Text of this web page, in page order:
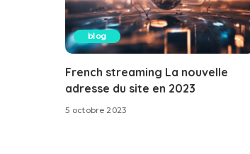
blog
French streaming La nouvelle
adresse du site en 2023
5 octobre 2023